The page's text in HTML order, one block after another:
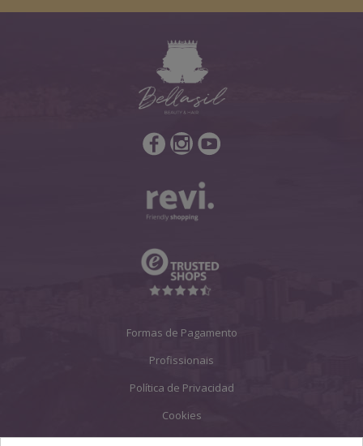
Formas de Pagamento
Profissionais
Política de Privacidad
Cookies
Aviso legal